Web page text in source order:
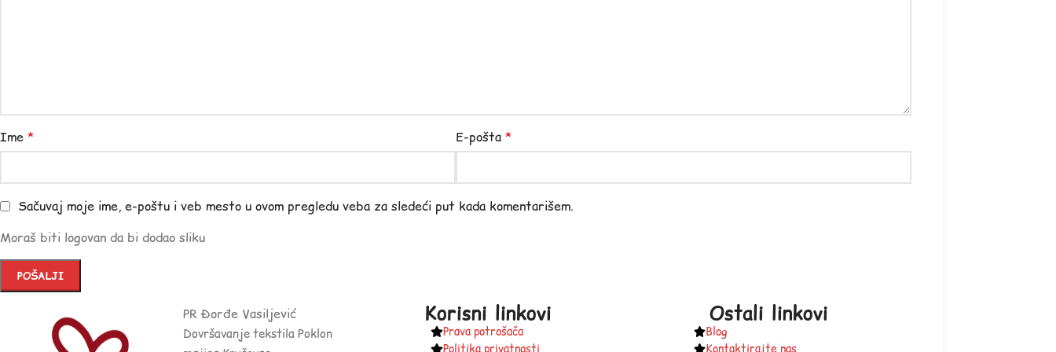
Ime * E-pošta *
Sačuvaj moje ime, e-poštu i veb mesto u ovom pregledu veba za sledeći put kada komentarišem.
Moraš biti logovan da bi dodao sliku
PR Đorđe Vasiljević
Dovršavanje tekstila Poklon
Korisni linkovi
Prava potrošača
Politika privatnosti
Ostali linkovi
Blog
Kontaktirajte nas